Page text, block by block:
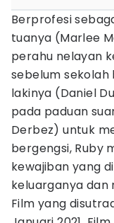
Berprofesi
tuanya (Marlee
perahu nelayan
sebelum
lakinya (Daniel
pada paduan
Derbez) untuk
bergengsi, Ruby
kewajiban yang
keluarganya dan
Film yang